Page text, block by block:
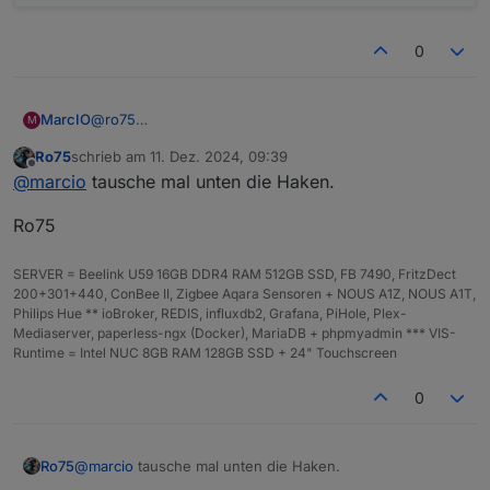
0
M MarcIO@ro75
Offline
Ro75schrieb am 11. Dez. 2024, 09:39
zuletzt editiert von
@marcio tausche mal unten die Haken.
Ro75
SERVER = Beelink U59 16GB DDR4 RAM 512GB SSD, FB 7490, FritzDect
200+301+440, ConBee II, Zigbee Aqara Sensoren + NOUS A1Z, NOUS A1T,
Philips Hue ** ioBroker, REDIS, influxdb2, Grafana, PiHole, Plex-
Mediaserver, paperless-ngx (Docker), MariaDB + phpmyadmin *** VIS-
Runtime = Intel NUC 8GB RAM 128GB SSD + 24" Touchscreen
0
Ro75@marcio tausche mal unten die Haken.